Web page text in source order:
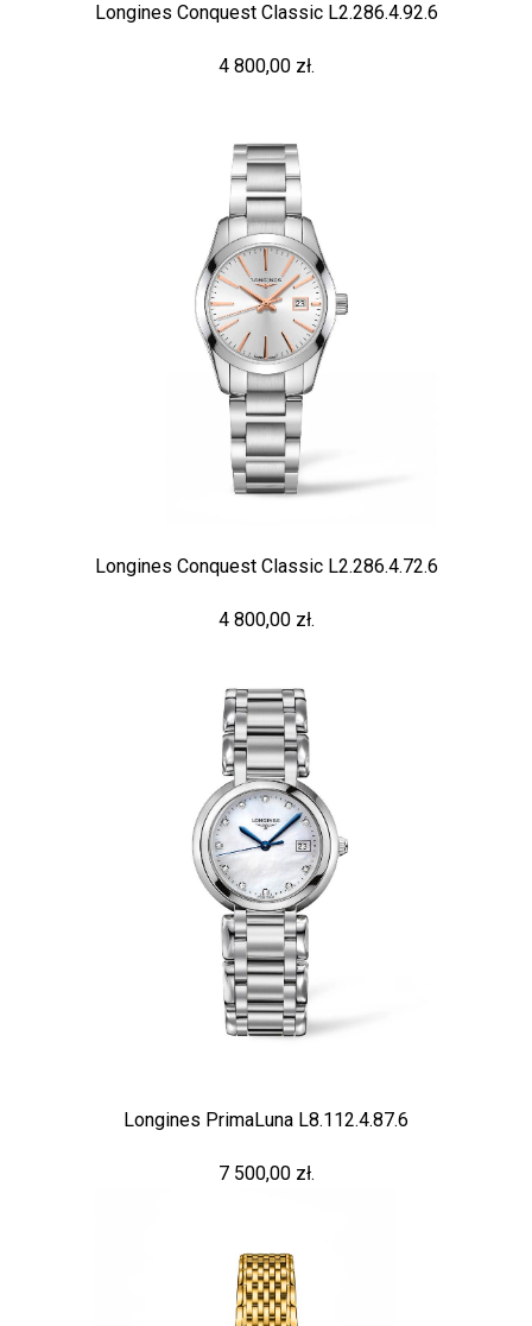
Longines Conquest Classic L2.286.4.92.6
4 800,00 zł.
Longines Conquest Classic L2.286.4.72.6
4 800,00 zł.
Longines PrimaLuna L8.112.4.87.6
7 500,00 zł.